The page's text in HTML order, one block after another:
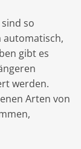
so
automatisch,
gibt es
werden.
Arten von